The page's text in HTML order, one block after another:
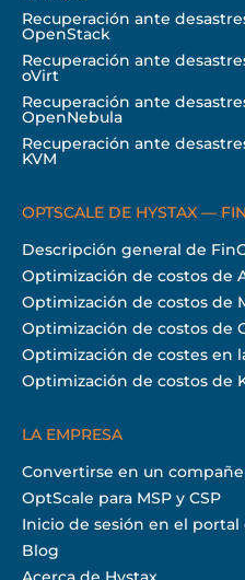
Recuperación ante
OpenStack
Recuperación ante
oVirt
Recuperación ante
OpenNebula
Recuperación ante
KVM
OPTSCALE DE HYSTAX —
Descripción general de
Optimización de costos de
Optimización de costos de
Optimización de costos de
Optimización de costes en
Optimización de costos de
LA EMPRESA
Convertirse en un
OptScale para MSP y CSP
Inicio de sesión en el portal
Blog